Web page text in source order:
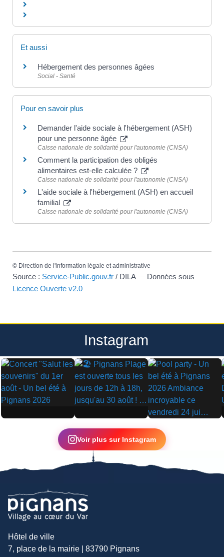
Et aussi
Hébergement des personnes âgées
Social - Santé
Pour en savoir plus
Demander l'aide sociale à l'hébergement (ASH)
pour une personne âgée
Caisse nationale de solidarité pour l'autonomie (CNSA)
Comment la participation des obligés
alimentaires est-elle calculée ?
Caisse nationale de solidarité pour l'autonomie (CNSA)
L'aide sociale à l'hébergement (ASH) en accueil
familial
Caisse nationale de solidarité pour l'autonomie (CNSA)
© Direction de l'information légale et administrative
Source : Service-Public.gouv.fr / DILA — Données sous
Licence Ouverte v2.0
Instagram
▶ ▶
▶
Voir plus sur Instagram
Hôtel de ville
7, place de la mairie | 83790 Pignans